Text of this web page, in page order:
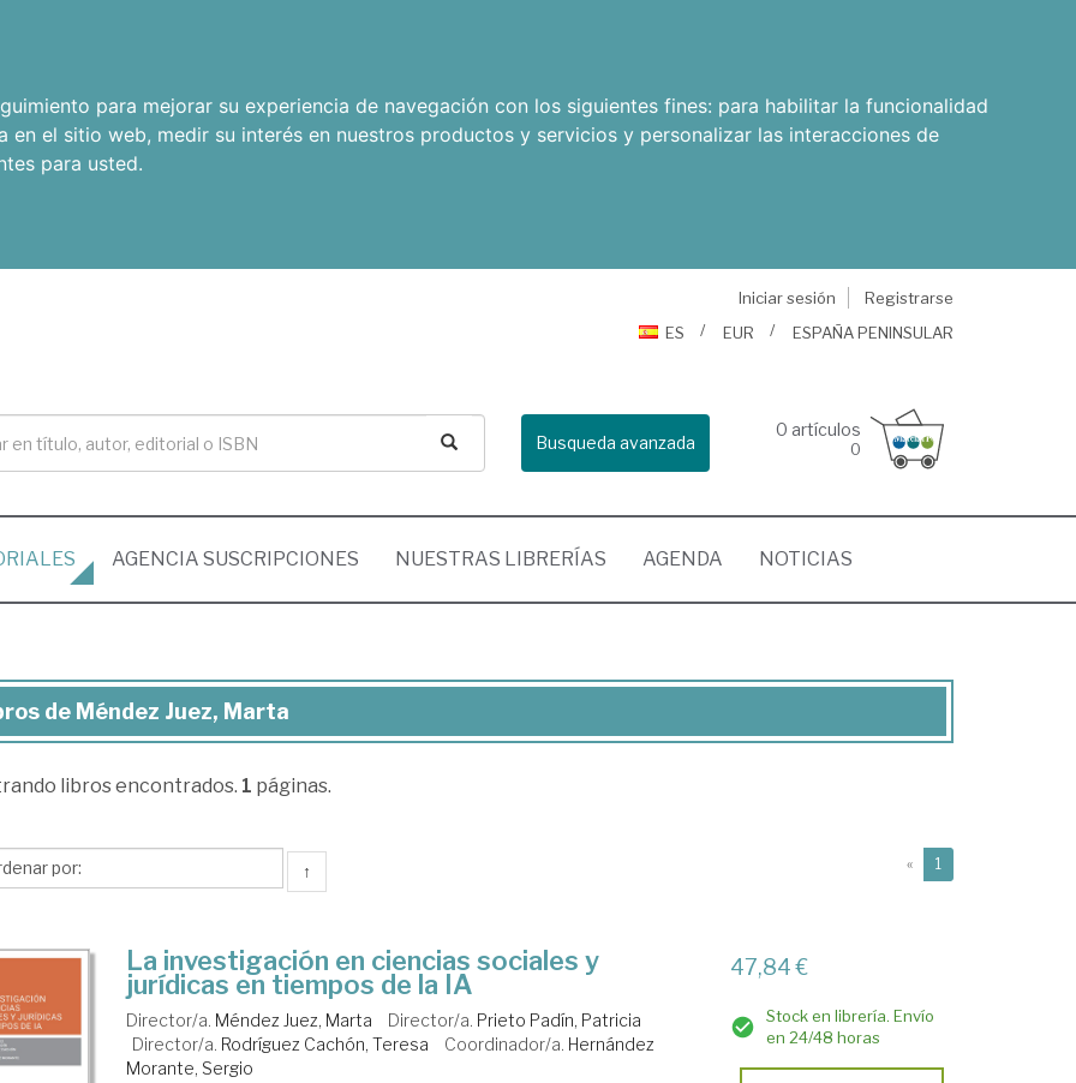
para mejorar su experiencia de navegación con los siguientes fines: para habilitar la funcionalidad
en el sitio web, medir su interés en nuestros productos y servicios y personalizar las interacciones de
para usted.
Iniciar sesión
Registrarse
ES
EUR ESPAÑA PENINSULAR
Busqueda avanzada
0 artículos
0
AGENCIA SUSCRIPCIONES NUESTRAS LIBRERÍAS AGENDA NOTICIAS
de Méndez Juez, Marta
libros encontrados. 1 páginas.
↑ « 1
La investigación en ciencias sociales y
jurídicas en tiempos de la IA
Director/a. Méndez Juez, Marta Director/a. Prieto Padín, Patricia
Director/a. Rodríguez Cachón, Teresa Coordinador/a. Hernández
Morante, Sergio
47,84 €
Stock en librería. Envío
en 24/48 horas